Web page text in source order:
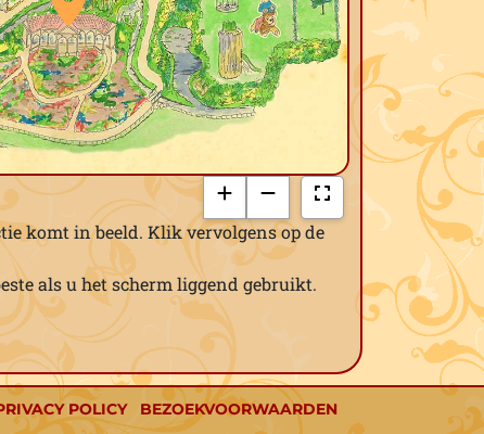
komt in beeld. Klik vervolgens op de
als u het scherm liggend gebruikt.
POLICY BEZOEKVOORWAARDEN